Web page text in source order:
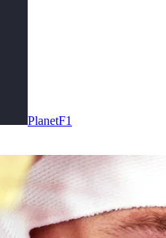
PlanetF1